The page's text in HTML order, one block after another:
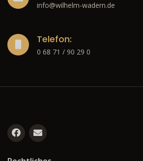
info@wilhelm-wadern.de
Telefon:
0 68 71 / 90 29 0